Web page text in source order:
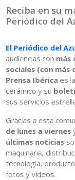
Reciba en su
Periódico del
El Periódico del
audiencias con más
sociales (con más
Prensa Ibérica es
cerámico y su
sus servicios
Gracias a esta
de lunes a viernes
últimas noticias
maquinaria,
tecnología,
fotos y vídeos.